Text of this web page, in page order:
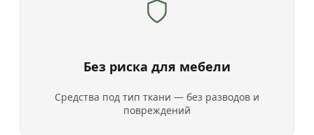
Без риска для мебели
Средства под тип ткани — без разводов и
повреждений